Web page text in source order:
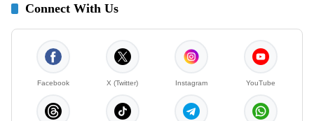
Connect With Us
Facebook X (Twitter) Instagram YouTube